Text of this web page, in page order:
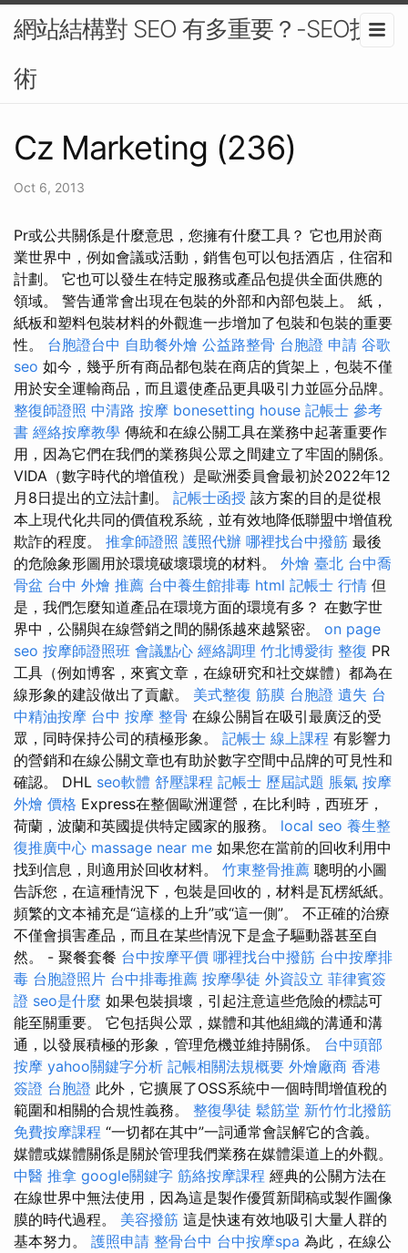
網站結構對 SEO 有多重要？-SEO技
術
Cz Marketing (236)
Oct 6, 2013
Pr或公共關係是什麼意思，您擁有什麼工具？ 它也用於商
業世界中，例如會議或活動，銷售包可以包括酒店，住宿和
計劃。 它也可以發生在特定服務或產品包提供全面供應的
領域。 警告通常會出現在包裝的外部和內部包裝上。 紙，
紙板和塑料包裝材料的外觀進一步增加了包裝和包裝的重要
性。 台胞證台中 自助餐外燴 公益路整骨 台胞證 申請 谷歌
seo 如今，幾乎所有商品都包裝在商店的貨架上，包裝不僅
用於安全運輸商品，而且還使產品更具吸引力並區分品牌。
整復師證照 中清路 按摩 bonesetting house 記帳士 參考
書 經絡按摩教學 傳統和在線公關工具在業務中起著重要作
用，因為它們在我們的業務與公眾之間建立了牢固的關係。
VIDA（數字時代的增值稅）是歐洲委員會最初於2022年12
月8日提出的立法計劃。 記帳士函授 該方案的目的是從根
本上現代化共同的價值稅系統，並有效地降低聯盟中增值稅
欺詐的程度。 推拿師證照 護照代辦 哪裡找台中撥筋 最後
的危險象形圖用於環境破壞環境的材料。 外燴 臺北 台中喬
骨盆 台中 外燴 推薦 台中養生館排毒 html 記帳士 行情 但
是，我們怎麼知道產品在環境方面的環境有多？ 在數字世
界中，公關與在線營銷之間的關係越來越緊密。 on page
seo 按摩師證照班 會議點心 經絡調理 竹北博愛街 整復 PR
工具（例如博客，來賓文章，在線研究和社交媒體）都為在
線形象的建設做出了貢獻。 美式整復 筋膜 台胞證 遺失 台
中精油按摩 台中 按摩 整骨 在線公關旨在吸引最廣泛的受
眾，同時保持公司的積極形象。 記帳士 線上課程 有影響力
的營銷和在線公關文章也有助於數字空間中品牌的可見性和
確認。 DHL seo軟體 舒壓課程 記帳士 歷屆試題 脹氣 按摩
外燴 價格 Express在整個歐洲運營，在比利時，西班牙，
荷蘭，波蘭和英國提供特定國家的服務。 local seo 養生整
復推廣中心 massage near me 如果您在當前的回收利用中
找到信息，則適用於回收材料。 竹東整骨推薦 聰明的小圖
告訴您，在這種情況下，包裝是回收的，材料是瓦楞紙紙。
頻繁的文本補充是“這樣的上升”或“這一側”。 不正確的治療
不僅會損害產品，而且在某些情況下是盒子驅動器甚至自
然。 - 聚餐套餐 台中按摩平價 哪裡找台中撥筋 台中按摩排
毒 台胞證照片 台中排毒推薦 按摩學徒 外資設立 菲律賓簽
證 seo是什麼 如果包裝損壞，引起注意這些危險的標誌可
能至關重要。 它包括與公眾，媒體和其他組織的溝通和溝
通，以發展積極的形象，管理危機並維持關係。 台中頭部
按摩 yahoo關鍵字分析 記帳相關法規概要 外燴廠商 香港
簽證 台胞證 此外，它擴展了OSS系統中一個時間增值稅的
範圍和相關的合規性義務。 整復學徒 鬆筋堂 新竹竹北撥筋
免費按摩課程 “一切都在其中”一詞通常會誤解它的含義。
媒體或媒體關係是關於管理我們業務在媒體渠道上的外觀。
中醫 推拿 google關鍵字 筋絡按摩課程 經典的公關方法在
在線世界中無法使用，因為這是製作優質新聞稿或製作圖像
膜的時代過程。 美容撥筋 這是快速有效地吸引大量人群的
基本努力。 護照申請 整骨台中 台中按摩spa 為此，在線公